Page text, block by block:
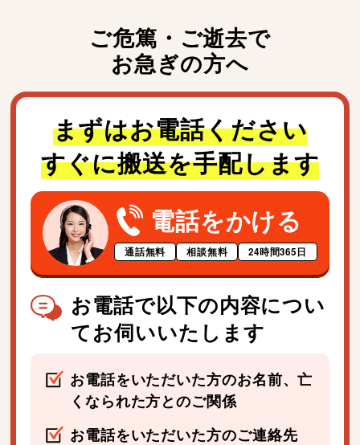
ご危篤・ご逝去で
お急ぎの方へ
まずはお電話ください
すぐに搬送を手配します
電話をかける
通話無料 相談無料 24時間365日
お電話で以下の内容につい
てお伺いいたします
お電話をいただいた方のお名前、亡
くなられた方とのご関係
お電話をいただいた方のご連絡先